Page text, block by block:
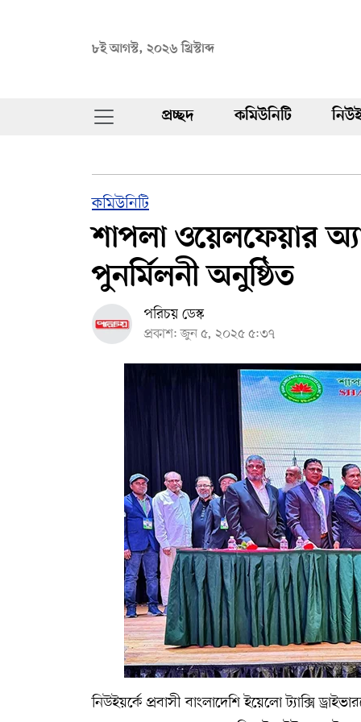
৮ই আগস্ট, ২০২৬ খ্রিস্টাব্দ
প্রচ্ছদ কমিউনিটি
কমিউনিটি
শাপলা ওয়েলফেয়ার
পুনর্মিলনী অনুষ্ঠিত
পরিচয় ডেস্ক
প্রকাশ: জুন ৫, ২০২৫ ৫:৩৭
নিউইয়র্কে প্রবাসী বাংলাদেশি ইয়েলো ট্যাক্সি